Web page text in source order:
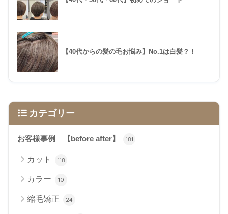
【40代からの髪の毛お悩み】No.1は白髪？！
カテゴリー
お客様事例 【before after】 181
カット 118
カラー 10
縮毛矯正 24